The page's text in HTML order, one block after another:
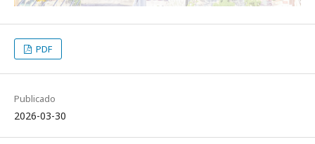
PDF
Publicado
2026-03-30